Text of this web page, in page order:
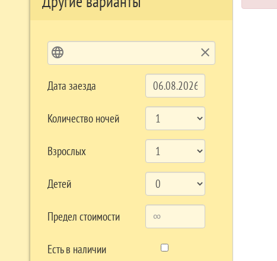
language clear
Дата заезда
Количество ночей
Взрослых
Детей
Предел стоимости
Есть в наличии